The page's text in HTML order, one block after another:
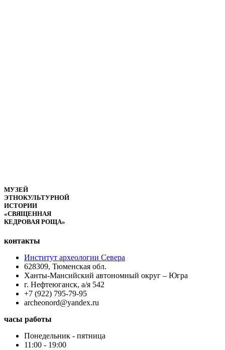
МУЗЕЙ
ЭТНОКУЛЬТУРНОЙ
ИСТОРИИ
«СВЯЩЕННАЯ
КЕДРОВАЯ РОЩА»
контакты
Институт археологии Севера
628309, Тюменская обл.
Ханты-Мансийский автономный округ – Югра
г. Нефтеюганск, а/я 542
+7 (922) 795-79-95
archeonord@yandex.ru
часы работы
Понедельник - пятница
11:00 - 19:00